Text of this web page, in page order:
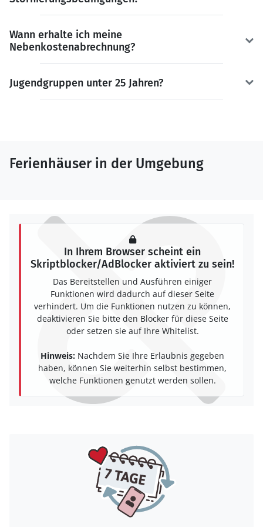
Wann erhalte ich meine
Nebenkostenabrechnung?
Jugendgruppen unter 25 Jahren?
Ferienhäuser in der Umgebung
In Ihrem Browser scheint ein
Skriptblocker/AdBlocker aktiviert zu sein!
Das Bereitstellen und Ausführen einiger
Funktionen wird dadurch auf dieser Seite
verhindert. Um die Funktionen nutzen zu können,
deaktivieren Sie bitte den Blocker für diese Seite
oder setzen sie auf Ihre Whitelist.
Hinweis: Nachdem Sie Ihre Erlaubnis gegeben
haben, können Sie weiterhin selbst bestimmen,
welche Funktionen genutzt werden sollen.